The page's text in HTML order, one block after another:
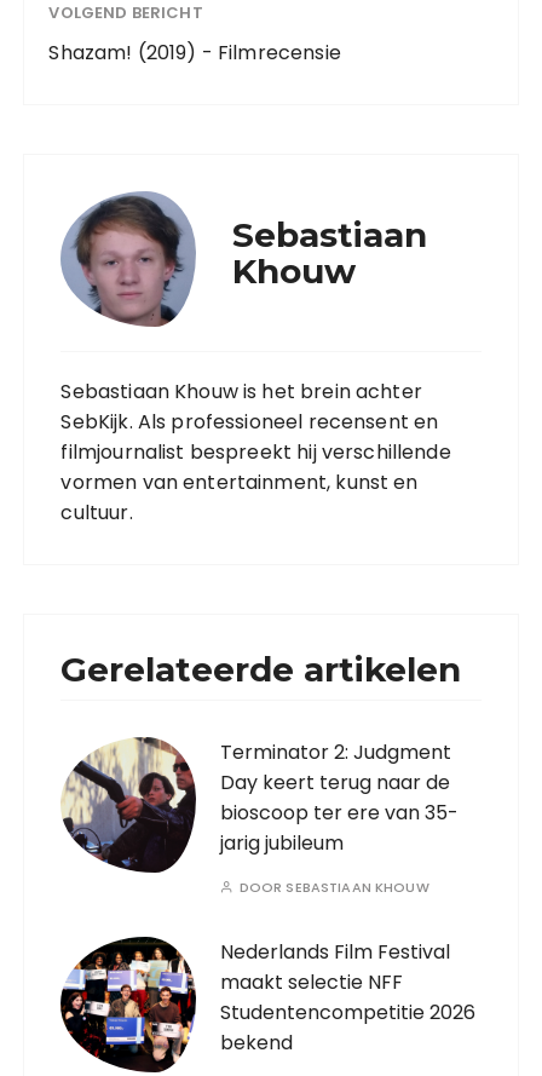
VOLGEND BERICHT
Shazam! (2019) - Filmrecensie
Sebastiaan
Khouw
Sebastiaan Khouw is het brein achter
SebKijk. Als professioneel recensent en
filmjournalist bespreekt hij verschillende
vormen van entertainment, kunst en
cultuur.
Gerelateerde artikelen
Terminator 2: Judgment
Day keert terug naar de
bioscoop ter ere van 35-
jarig jubileum
DOOR SEBASTIAAN KHOUW
Nederlands Film Festival
maakt selectie NFF
Studentencompetitie 2026
bekend